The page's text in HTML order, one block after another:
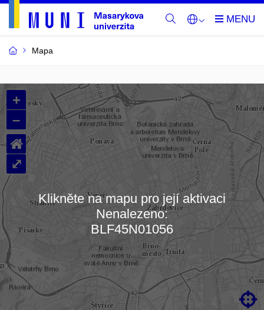
Mapa
Budovy
a
místnosti
MU
Načítám mapu…
+
–

⌂
⤢
Klikněte na mapu pro její aktivaci
Nenalezeno:
BLF45N01056